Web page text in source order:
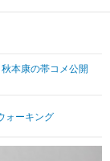
その他
本康の帯コメ公開
ォーキング